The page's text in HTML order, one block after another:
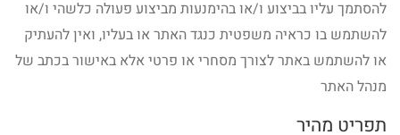
להסתמך עליו בביצוע ו/או בהימנעות מביצוע פעולה כלשהי ו/או
להשתמש בו כראיה משפטית כנגד האתר או בעליו, ואין להעתיק
או להשתמש באתר לצורך מסחרי או פרטי אלא באישור בכתב של
מנהל האתר
תפריט מהיר